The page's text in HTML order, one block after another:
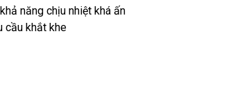
năng chịu nhiệt khá ấn
cầu khắt khe